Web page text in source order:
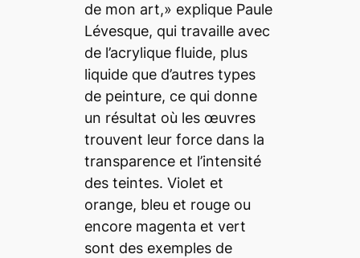
de mon art,» explique Paule
Lévesque, qui travaille avec
de l’acrylique fluide, plus
liquide que d’autres types
de peinture, ce qui donne
un résultat où les œuvres
trouvent leur force dans la
transparence et l’intensité
des teintes. Violet et
orange, bleu et rouge ou
encore magenta et vert
sont des exemples de